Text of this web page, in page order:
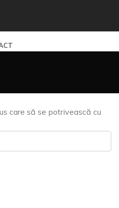
care să se potrivească cu